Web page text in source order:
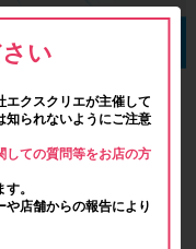
い
エクスクリエが主催して
知られないようにご注意
しての質問等をお店の方
。
店舗からの報告により